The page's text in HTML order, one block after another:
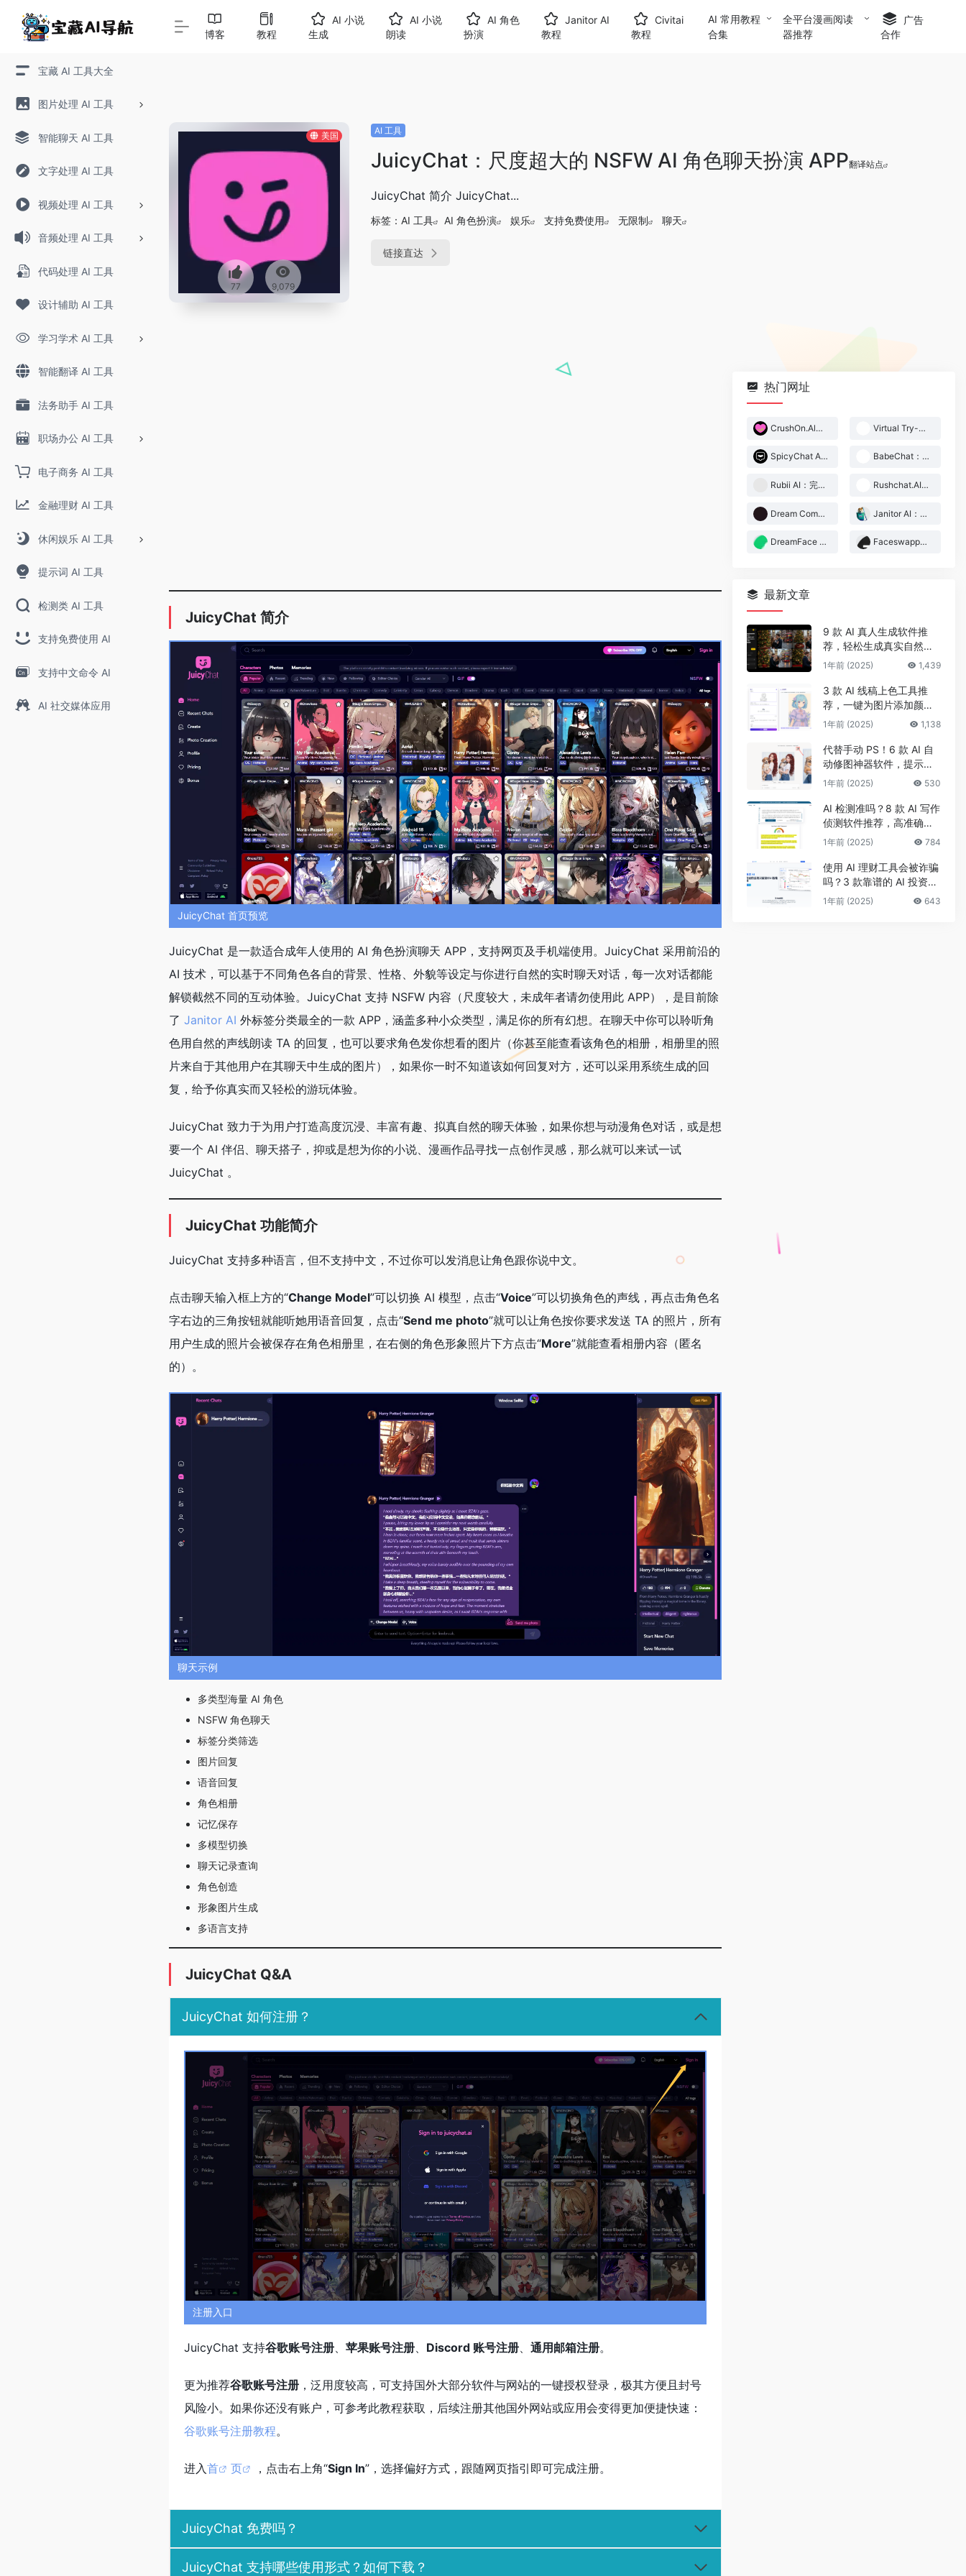
宝藏 AI 工具大全
图片处理 AI 工具
智能聊天 AI 工具
文字处理 AI 工具
视频处理 AI 工具
音频处理 AI 工具
代码处理 AI 工具
设计辅助 AI 工具
学习学术 AI 工具
智能翻译 AI 工具
法务助手 AI 工具
职场办公 AI 工具
电子商务 AI 工具
金融理财 AI 工具
休闲娱乐 AI 工具
提示词 AI 工具
检测类 AI 工具
支持免费使用 AI
支持中文命令 AI
AI 社交媒体应用
博客 教程
AI 小说
生成
AI 小说
朗读
AI 角色
扮演
Janitor AI
教程
Civitai
教程
AI 常用教程
合集
全平台漫画阅读
器推荐
广告
合作
美国
77 9,079
AI 工具
JuicyChat：尺度超大的 NSFW AI 角色聊天扮演 APP翻译站点
JuicyChat 简介 JuicyChat...
标签： AI 工具 AI 角色扮演 娱乐 支持免费使用 无限制 聊天
链接直达
JuicyChat 简介
JuicyChat 首页预览
JuicyChat 是一款适合成年人使用的 AI 角色扮演聊天 APP，支持网页及手机端使用。JuicyChat 采用前沿的
AI 技术，可以基于不同角色各自的背景、性格、外貌等设定与你进行自然的实时聊天对话，每一次对话都能
解锁截然不同的互动体验。JuicyChat 支持 NSFW 内容（尺度较大，未成年者请勿使用此 APP），是目前除
了 Janitor AI 外标签分类最全的一款 APP，涵盖多种小众类型，满足你的所有幻想。在聊天中你可以聆听角
色用自然的声线朗读 TA 的回复，也可以要求角色发你想看的图片（你甚至能查看该角色的相册，相册里的照
片来自于其他用户在其聊天中生成的图片），如果你一时不知道该如何回复对方，还可以采用系统生成的回
复，给予你真实而又轻松的游玩体验。
JuicyChat 致力于为用户打造高度沉浸、丰富有趣、拟真自然的聊天体验，如果你想与动漫角色对话，或是想
要一个 AI 伴侣、聊天搭子，抑或是想为你的小说、漫画作品寻找一点创作灵感，那么就可以来试一试
JuicyChat 。
JuicyChat 功能简介
JuicyChat 支持多种语言，但不支持中文，不过你可以发消息让角色跟你说中文。
点击聊天输入框上方的“Change Model”可以切换 AI 模型，点击“Voice”可以切换角色的声线，再点击角色名
字右边的三角按钮就能听她用语音回复，点击“Send me photo”就可以让角色按你要求发送 TA 的照片，所有
用户生成的照片会被保存在角色相册里，在右侧的角色形象照片下方点击“More”就能查看相册内容（匿名
的）。
聊天示例
多类型海量 AI 角色
NSFW 角色聊天
标签分类筛选
图片回复
语音回复
角色相册
记忆保存
多模型切换
聊天记录查询
角色创造
形象图片生成
多语言支持
JuicyChat Q&A
JuicyChat 如何注册？
注册入口
JuicyChat 支持谷歌账号注册 苹果账号注册 Discord 账号注册 通用邮箱注册。
更为推荐谷歌账号注册 ，泛用度较高，可支持国外大部分软件与网站的一键授权登录，极其方便且封号
风险小。如果你还没有账户，可参考此教程获取，后续注册其他国外网站或应用会变得更加便捷快速：
谷歌账号注册教程。
进入首 页 ，点击右上角“Sign In”，选择偏好方式，跟随网页指引即可完成注册。
JuicyChat 免费吗？
JuicyChat 支持哪些使用形式？如何下载？
热门网址
CrushOn.Al：支持中文的无限制 AI 角色扮演、文字 RPG Virtual Try-Off：免费在线虚拟穿衣脱衣工具
SpicyChat AI：支持 500,000+角色的 R18 AI 角色扮演聊天工具 BabeChat：支持中文的高沉浸感 18+ AI 角色扮演、文字冒险 APP
Rubii AI：完美支持简体中文的 AI 角色扮演应用 Rushchat.AI：外国人都在用的 18+ AI 角色扮演聊天软件
Dream Companion：仅限成人的拟真 AI 伴侣聊天、角色扮演网站 Janitor AI：超人气的 AI 角色扮演软件，无限制18+
DreamFace 一键让你的图片动起来 Faceswapper.ai：免费在线图片、视频 AI 换脸换衣工具
最新文章
9 款 AI 真人生成软件推
荐，轻松生成真实自然的
真人头像和照片
1年前 (2025) 1,439
3 款 AI 线稿上色工具推
荐，一键为图片添加颜
色、改配色
1年前 (2025) 1,138
代替手动 PS！6 款 AI 自
动修图神器软件，提示词
一键修面部、头发及背景
1年前 (2025) 530
AI 检测准吗？8 款 AI 写作
侦测软件推荐，高准确率
检测 AI 生成及抄袭内容
1年前 (2025) 784
使用 AI 理财工具会被诈骗
吗？3 款靠谱的 AI 投资理
财工具推荐，手把手带你
1年前 (2025) 643